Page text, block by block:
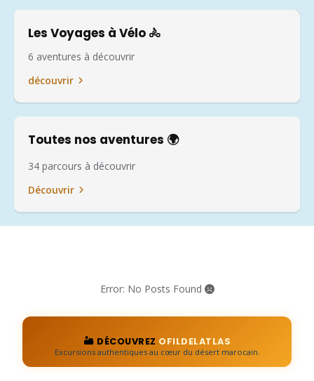
Les Voyages à Vélo 🚴
6 aventures à découvrir
découvrir
Toutes nos aventures 🌍
34 parcours à découvrir
Découvrir
Error: No Posts Found
🏜️ DÉCOUVREZ OFILDELATLAS
Excursions authentiques au cœur du désert marocain.